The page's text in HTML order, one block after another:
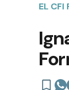
EL CFI